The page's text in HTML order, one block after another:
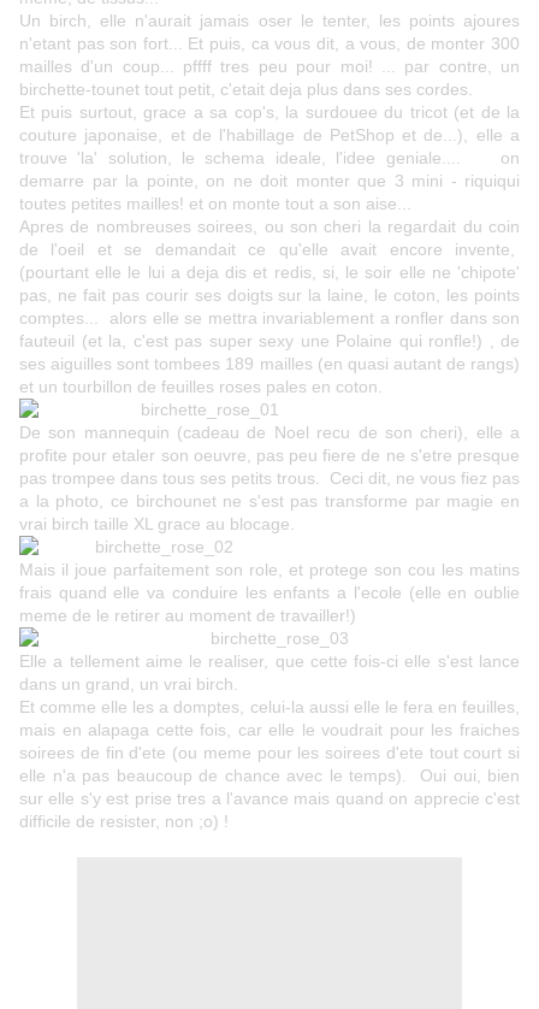
Un birch, elle n'aurait jamais oser le tenter, les points ajoures
n'etant pas son fort... Et puis, ca vous dit, a vous, de monter 300
mailles d'un coup... pffff tres peu pour moi! ... par contre, un
birchette-tounet tout petit, c'etait deja plus dans ses cordes.
Et puis surtout, grace a sa cop's, la surdouee du tricot(et de la
couture japonaise, et de l'habillage de PetShop et de...), elle a
trouve 'la' solution, le schema ideale, l'idee geniale.... on
demarre par la pointe, on ne doit monter que 3 mini - riquiqui
toutes petites mailles! et on monte tout a son aise...
Apres de nombreuses soirees, ou son cheri la regardait du coin
de l'oeil et se demandait ce qu'elle avait encore invente,
(pourtant elle le lui a deja dis et redis, si, le soir elle ne 'chipote'
pas, ne fait pas courir ses doigts sur la laine, le coton, les points
comptes... alors elle se mettra invariablement a ronfler dans son
fauteuil (et la, c'est pas super sexy une Polaine qui ronfle!) , de
ses aiguilles sont tombees 189 mailles (en quasi autant de rangs)
et un tourbillon de feuilles roses pales en coton.
De son mannequin (cadeau de Noel recu de son cheri), elle a
profite pour etaler son oeuvre, pas peu fiere de ne s'etre presque
pas trompee dans tous ses petits trous. Ceci dit, ne vous fiez pas
a la photo, ce birchounet ne s'est pas transforme par magie en
vrai birch taille XL grace au blocage.
Mais il joue parfaitement son role, et protege son cou les matins
frais quand elle va conduire les enfants a l'ecole (elle en oublie
meme de le retirer au moment de travailler!)
Elle a tellement aime le realiser, que cette fois-ci elle s'est lance
dans un grand, un vrai birch.
Et comme elle les a domptes, celui-la aussi elle le fera en feuilles,
mais en alapaga cette fois, car elle le voudrait pour les fraiches
soirees de fin d'ete (ou meme pour les soirees d'ete tout court si
elle n'a pas beaucoup de chance avec le temps). Oui oui, bien
sur elle s'y est prise tres a l'avance mais quand on apprecie c'est
difficile de resister, non ;o) !